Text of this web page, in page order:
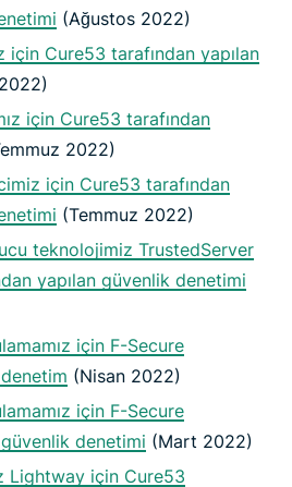
(Ağustos 2022)
için Cure53 tarafından yapılan
için Cure53 tarafından
2022)
için Cure53 tarafından
(Temmuz 2022)
teknolojimiz TrustedServer
yapılan güvenlik denetimi
için F-Secure
(Nisan 2022)
için F-Secure
denetimi (Mart 2022)
Lightway için Cure53